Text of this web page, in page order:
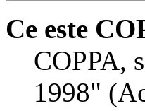
Ce este
COPPA,
1998"